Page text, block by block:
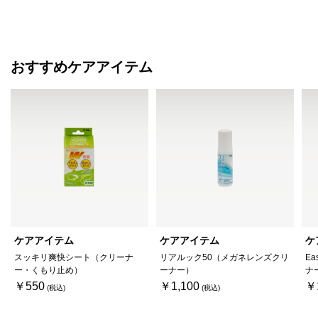
おすすめケアアイテム
ケアアイテム
スッキリ爽快シート（クリーナ
ー・くもり止め）
￥550
ケアアイテム
リアルック50（メガネレンズクリ
ーナー）
￥1,100
ケ
ナ